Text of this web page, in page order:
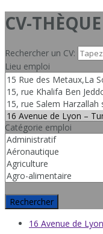
CV-THÈQUE
Rechercher un CV:
Lieu emploi
Catégorie emploi
Rechercher
16 Avenue de